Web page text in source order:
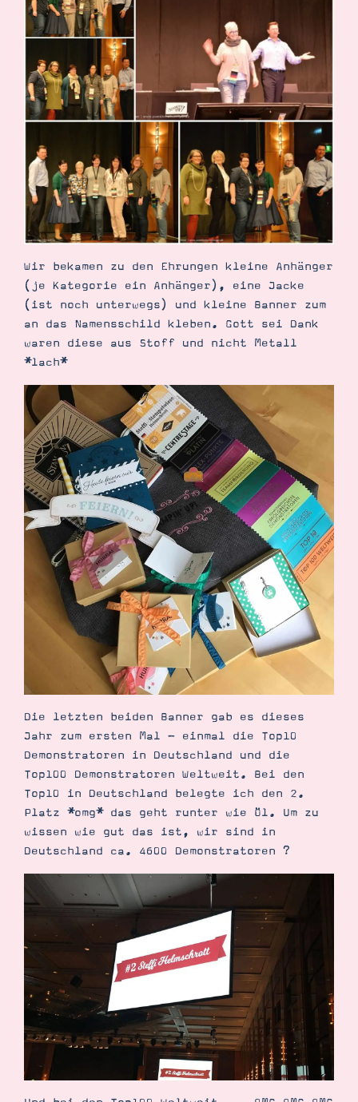
Wir bekamen zu den Ehrungen kleine Anhänger
(je Kategorie ein Anhänger), eine Jacke
(ist noch unterwegs) und kleine Banner zum
an das Namensschild kleben. Gott sei Dank
waren diese aus Stoff und nicht Metall
*lach*
Die letzten beiden Banner gab es dieses
Jahr zum ersten Mal - einmal die Top10
Demonstratoren in Deutschland und die
Top100 Demonstratoren Weltweit. Bei den
Top10 in Deutschland belegte ich den 2.
Platz *omg* das geht runter wie Öl. Um zu
wissen wie gut das ist, wir sind in
Deutschland ca. 4600 Demonstratoren ?